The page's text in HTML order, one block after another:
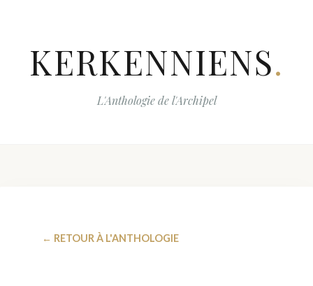
KERKENNIENS.
L'Anthologie de l'Archipel
← RETOUR À L'ANTHOLOGIE